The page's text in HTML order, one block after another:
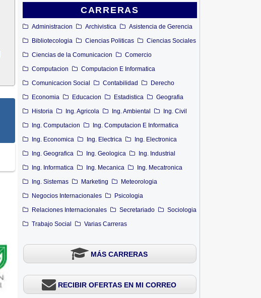
CARRERAS
Administracion Archivistica
Asistencia de Gerencia
Bibliotecologia
Ciencias Politicas
Ciencias Sociales
Ciencias de la Comunicacion
Comercio
Computacion
Computacion E Informatica
Comunicacion Social
Contabilidad
Derecho
Economia
Educacion Estadistica
Geografia
Historia
Ing. Agricola Ing. Ambiental
Ing. Civil
Ing. Computacion
Ing. Computacion E Informatica
Ing. Economica
Ing. Electrica
Ing. Electronica
Ing. Geografica
Ing. Geologica
Ing. Industrial
Ing. Informatica
Ing. Mecanica
Ing. Mecatronica
Ing. Sistemas
Marketing
Meteorologia
Negocios Internacionales
Psicologia
Relaciones Internacionales
Secretariado
Sociologia
Trabajo Social
Varias Carreras
MÁS CARRERAS
RECIBIR OFERTAS EN MI CORREO